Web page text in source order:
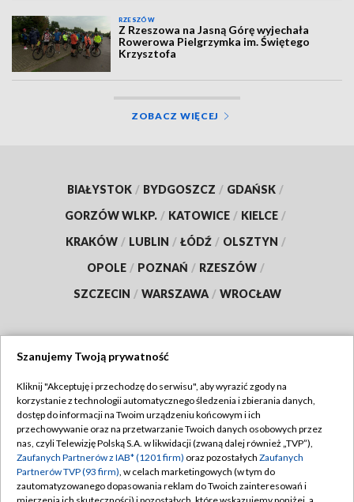
RZESZÓW
Z Rzeszowa na Jasną Górę wyjechała
Rowerowa Pielgrzymka im. Świętego
Krzysztofa
ZOBACZ WIĘCEJ
BIAŁYSTOK / BYDGOSZCZ / GDAŃSK /
GORZÓW WLKP. / KATOWICE / KIELCE /
KRAKÓW / LUBLIN / ŁÓDŹ / OLSZTYN /
OPOLE / POZNAŃ / RZESZÓW /
SZCZECIN / WARSZAWA / WROCŁAW
TVP
Abonament TVP
Emisja w TVP
Centrum informacji TVP
Regulamin TVP
Polityka prywatności
Moje zgody
Szanujemy Twoją prywatność
Kliknij "Akceptuję i przechodzę do serwisu", aby wyrazić zgody na
korzystanie z technologii automatycznego śledzenia i zbierania danych,
dostęp do informacji na Twoim urządzeniu końcowym i ich
przechowywanie oraz na przetwarzanie Twoich danych osobowych przez
nas, czyli Telewizję Polską S.A. w likwidacji (zwaną dalej również „TVP”),
Zaufanych Partnerów z IAB* (1201 firm) oraz pozostałych Zaufanych
Partnerów TVP (93 firm), w celach marketingowych (w tym do
zautomatyzowanego dopasowania reklam do Twoich zainteresowań i